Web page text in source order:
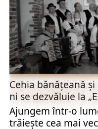
Cehia bănăţeană
ni se dezvăluie la
Ajungem într-o
trăieşte cea mai